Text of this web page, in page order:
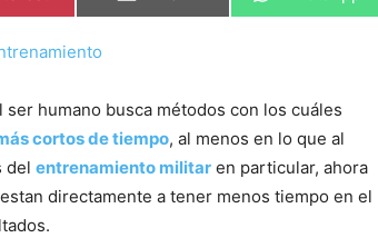
humano busca métodos con los cuáles
cortos de tiempo, al menos en lo que al
del entrenamiento militar en particular, ahora
directamente a tener menos tiempo en el